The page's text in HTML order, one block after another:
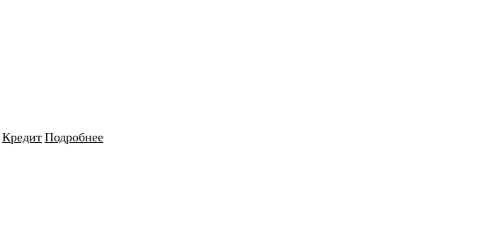
Кредит Подробнее